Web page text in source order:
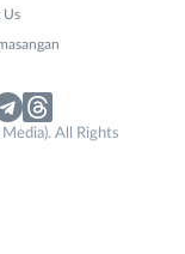
Us
All Rights